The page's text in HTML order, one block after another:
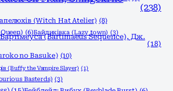
(238)
(Witch Hat Atelier) (8)
(6)Байдиківка (Lazy town) (3)
(Bartimaeus Sequence), Дж.
(18)
no Basuke) (10)
(Buffy the Vampire Slayer) (1)
Basterds) (3)